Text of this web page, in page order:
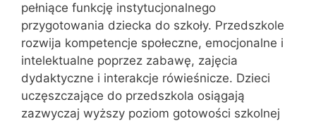
pełniące funkcję instytucjonalnego
przygotowania dziecka do szkoły. Przedszkole
rozwija kompetencje społeczne, emocjonalne i
intelektualne poprzez zabawę, zajęcia
dydaktyczne i interakcje rówieśnicze. Dzieci
uczęszczające do przedszkola osiągają
zazwyczaj wyższy poziom gotowości szkolnej